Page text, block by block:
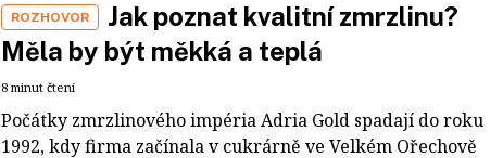
ROZHOVOR
Jak poznat kvalitní zmrzlinu?
Měla by být měkká a teplá
8 minut čtení
Počátky zmrzlinového impéria Adria Gold spadají do roku
1992, kdy firma začínala v cukrárně ve Velkém Ořechově